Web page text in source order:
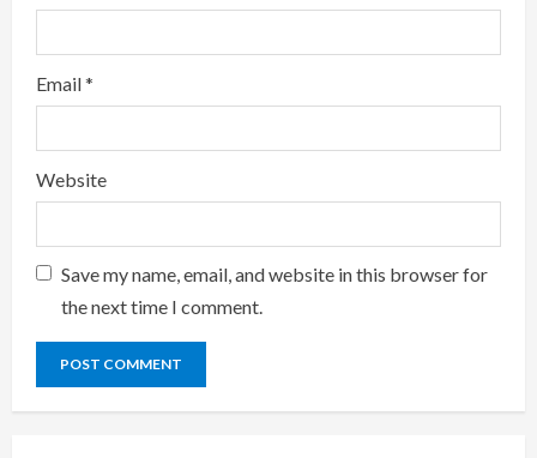
Email*
Website
Save my name, email, and website in this browser for
the next time I comment.